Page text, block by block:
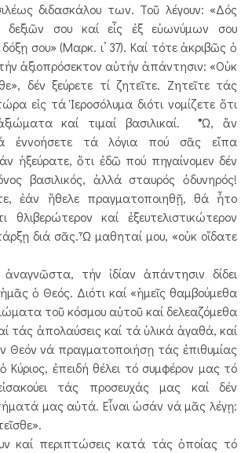
διδασκάλου των. Τοῦ λέγουν: «Δός
δεξιῶν σου καί εἷς ἐξ εὐωνύμων σου
σου» (Μαρκ. ι’ 37). Καί τότε ἀκριβῶς ὁ
τήν ἀξιοπρόσεκτον αὐτήν ἀπάντησιν: «Οὐκ
δέν ξεύρετε τί ζητεῖτε. Ζητεῖτε τάς
εἰς τά Ἱεροσόλυμα διότι νομίζετε ὅτι
καί τιμαί βασιλικαί. "Ὤ, ἄν
ἐννοήσετε τά λόγια πού σᾶς εἴπα
ἠξεύρατε, ὅτι ἐδῶ πού πηγαίνομεν δέν
βασιλικός, ἀλλά σταυρός ὀδυνηρός!
ἐάν ἤθελε πραγματοποιηθῇ, θά ἦτο
καί ἐξευτελιστικώτερον
διά σᾶς. Ὦ μαθηταί μου, «οὐκ οἴδατε
τήν ἰδίαν ἀπάντησιν δίδει
ὁ Θεός. Διότι καί «ἡμεῖς θαμβούμεθα
τοῦ κόσμου αὐτοῦ καί δελεαζόμεθα
τάς ἀπολαύσεις καί τά ὑλικά ἀγαθά, καί
Θεόν νά πραγματοποιήσῃ τάς ἐπιθυμίας
Κύριος, ἐπειδή θέλει τό συμφέρον μας τό
τάς προσευχάς μας καί δέν
μας αὐτά. Εἶναι ὡσάν νά μᾶς λέγῃ:
καί περιπτώσεις κατά τάς ὁποίας τό